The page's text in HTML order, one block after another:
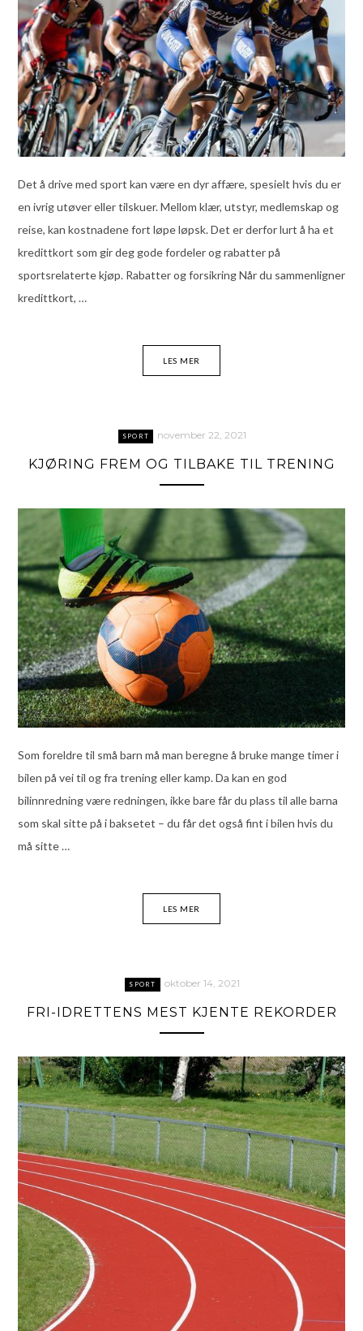
Det å drive med sport kan være en dyr affære, spesielt hvis du er
en ivrig utøver eller tilskuer. Mellom klær, utstyr, medlemskap og
reise, kan kostnadene fort løpe løpsk. Det er derfor lurt å ha et
kredittkort som gir deg gode fordeler og rabatter på
sportsrelaterte kjøp. Rabatter og forsikring Når du sammenligner
kredittkort, …
LES MER
SPORT november 22, 2021
KJØRING FREM OG TILBAKE TIL TRENING
Som foreldre til små barn må man beregne å bruke mange timer i
bilen på vei til og fra trening eller kamp. Da kan en god
bilinnredning være redningen, ikke bare får du plass til alle barna
som skal sitte på i baksetet – du får det også fint i bilen hvis du
må sitte …
LES MER
SPORT oktober 14, 2021
FRI-IDRETTENS MEST KJENTE REKORDER